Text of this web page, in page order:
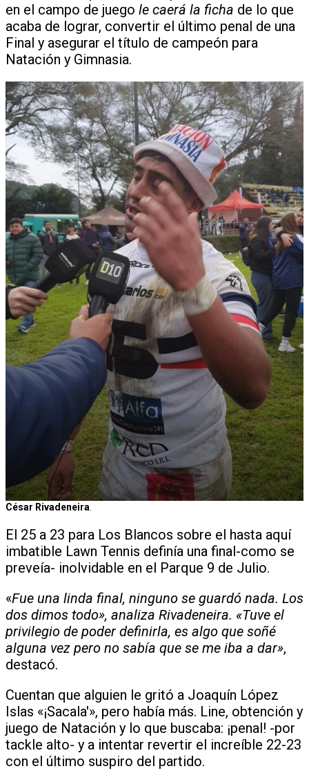
en el campo de juego le caerá la ficha de lo que
acaba de lograr, convertir el último penal de una
Final y asegurar el título de campeón para
Natación y Gimnasia.
César Rivadeneira
El 25 a 23 para Los Blancos sobre el hasta aquí
imbatible Lawn Tennis definía una final-como se
preveía- inolvidable en el Parque 9 de Julio.
«Fue una linda final, ninguno se guardó nada. Los
dos dimos todo», analiza Rivadeneira. «Tuve el
privilegio de poder definirla, es algo que soñé
alguna vez pero no sabía que se me iba a dar»,
destacó.
Cuentan que alguien le gritó a Joaquín López
Islas «¡Sacala'», pero había más. Line, obtención y
juego de Natación y lo que buscaba: ¡penal! -por
tackle alto- y a intentar revertir el increíble 22-23
con el último suspiro del partido.